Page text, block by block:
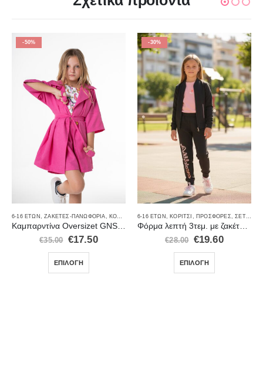
ΠΡΟΣΦΟΡΈΣ
-50%
6-16 ΕΤΏΝ ,ΖΑΚΈΤΕΣ-ΠΑΝΩΦΌΡΙΑ ΚΟΡΊΤΣΙ ΠΡΟΣΦΟΡΈΣ,ΣΑΚΆΚΙΑ
€35.00 €17.50
ΕΠΙΛΟΓΉ
-30%
6-16 ΕΤΏΝ ΚΟΡΊΤΣΙ ΠΡΟΣΦΟΡΈΣ ,ΣΕΤ ΡΟΎΧΑ
€28.00 €19.60
ΕΠΙΛΟΓΉ